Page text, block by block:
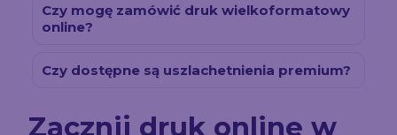
Czy mogę zamówić druk wielkoformatowy
online?
Czy dostępne są uszlachetnienia premium?
Zacznij druk online w